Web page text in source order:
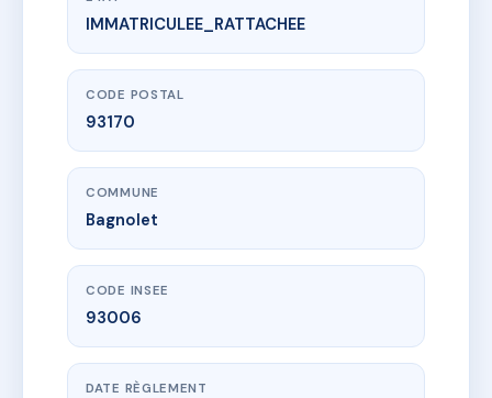
www.vme.plus/AA9752353
SDC 140 RUE DE NOISY LE SEC
140 r de noisy le sec
IMMATRICULEE_RATTACHEE
CODE POSTAL
93170
COMMUNE
Bagnolet
CODE INSEE
93006
DATE RÈGLEMENT